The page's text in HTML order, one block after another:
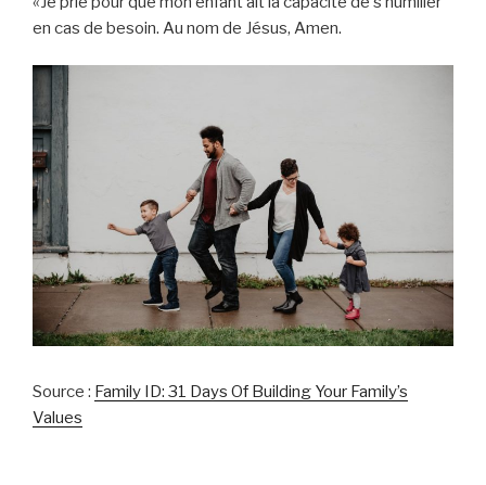
en cas de besoin. Au nom de Jésus, Amen.
Source : Family ID: 31 Days Of Building Your Family’s
Values